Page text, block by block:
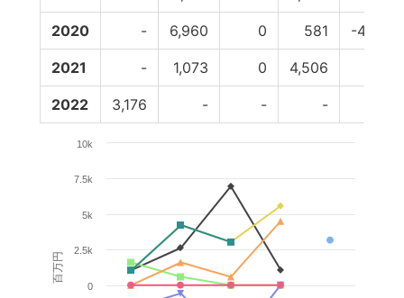
2020 - 6,960 0 581 -4,506
2021 - 1,073 0 4,506
2022 3,176 - - -
百万円
0
2.5k
5k
7.5k
10k